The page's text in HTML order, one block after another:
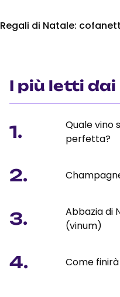
Regali di Natale:
I più letti
1.
Quale vino
perfetta?
2.
3.
Abbazia di
(vinum)
4. Come